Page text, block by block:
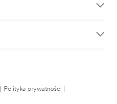
Polityka prywatności